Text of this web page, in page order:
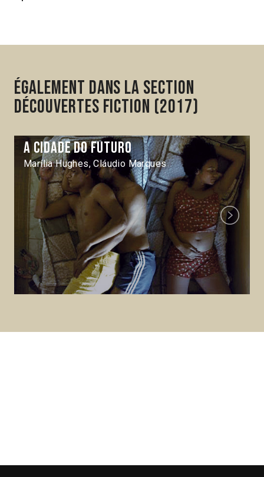
Également dans la section
Découvertes Fiction (2017)
A Cidade do futuro
Marília Hughes, Cláudio Marques
Next